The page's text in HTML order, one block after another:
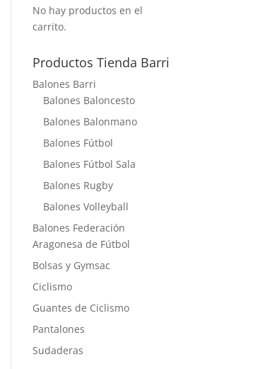
No hay productos en el
carrito.
Productos Tienda Barri
Balones Barri
Balones Baloncesto
Balones Balonmano
Balones Fútbol
Balones Fútbol Sala
Balones Rugby
Balones Volleyball
Balones Federación
Aragonesa de Fútbol
Bolsas y Gymsac
Ciclismo
Guantes de Ciclismo
Pantalones
Sudaderas